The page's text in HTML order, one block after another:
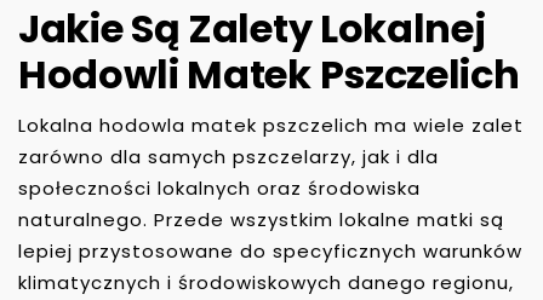
Jakie Są Zalety Lokalnej
Hodowli Matek Pszczelich
Lokalna hodowla matek pszczelich ma wiele zalet
zarówno dla samych pszczelarzy, jak i dla
społeczności lokalnych oraz środowiska
naturalnego. Przede wszystkim lokalne matki są
lepiej przystosowane do specyficznych warunków
klimatycznych i środowiskowych danego regionu,